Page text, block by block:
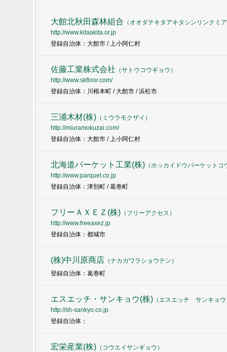
大館北秋田森林組合 （ オオダテキタアキタシンリンクミ
http://www.kitaakita.or.jp
登録自治体：大館市 / 上小阿仁村
佐藤工業株式会社 （サトウコウギョウ ）
http://www.skfloor.com/
登録自治体：川根本町 / 大館市 / 浜松市
三浦木材(株)（ ミウラモクザイ ）
http://miuramokuzai.com/
登録自治体：大館市 / 上小阿仁村
北海道パーケット工業(株)（ホッカイドウパーケットコ
http://www.parquet.co.jp
登録自治体：津別町 / 葛巻町
フリーＡＸＥＺ(株)（ フリーアクセス ）
http://www.freeaxez.jp
登録自治体：都城市
(株)中川原商店 （ナカガワラショウテン ）
登録自治体：葛巻町
エスエッチ・サンキョウ(株)（エスエッチ サンキョウ
http://sh-sankyo.co.jp
登録自治体：
宏栄産業(株)（ コウエイサンギョウ ）